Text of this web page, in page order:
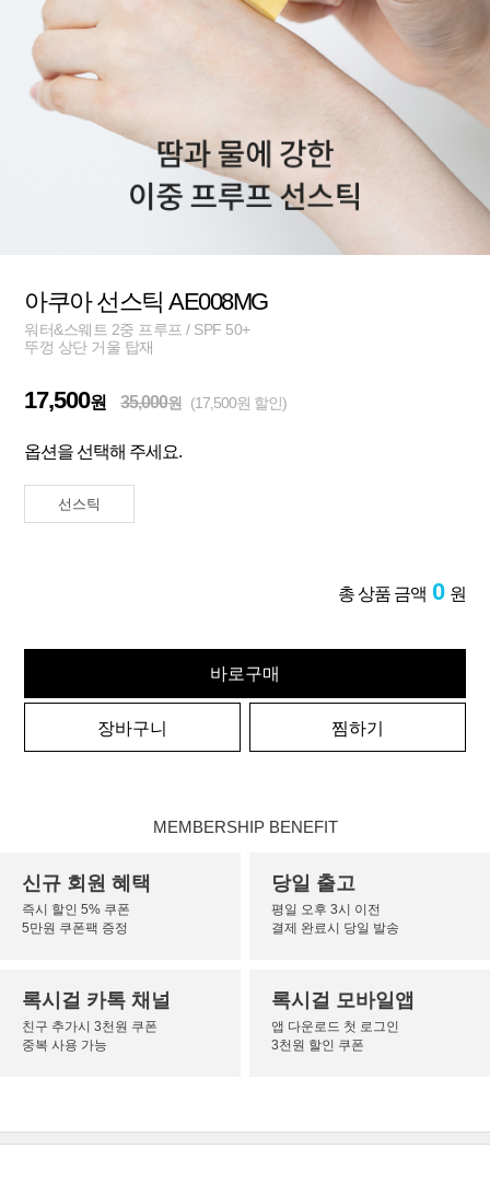
아쿠아 선스틱 AE008MG
워터&스웨트 2중 프루프 / SPF 50+
뚜껑 상단 거울 탑재
17,500원 35,000원 (17,500원 할인)
옵션을 선택해 주세요.
선스틱
총 상품 금액 0 원
바로구매
장바구니 찜하기
MEMBERSHIP BENEFIT
신규 회원 혜택
즉시 할인 5% 쿠폰
5만원 쿠폰팩 증정
당일 출고
평일 오후 3시 이전
결제 완료시 당일 발송
록시걸 카톡 채널
친구 추가시 3천원 쿠폰
중복 사용 가능
록시걸 모바일앱
앱 다운로드 첫 로그인
3천원 할인 쿠폰